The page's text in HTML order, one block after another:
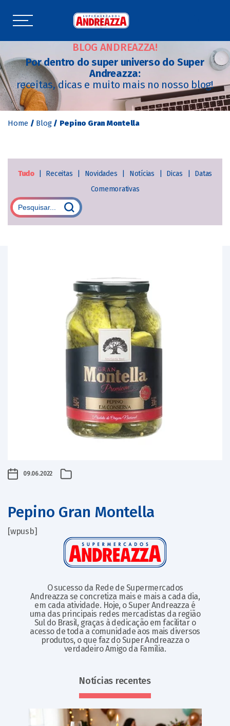
BLOG ANDREAZZA!
Por dentro do super universo do Super
Andreazza:
receitas, dicas e muito mais no nosso blog!
Home / Blog / Pepino Gran Montella
Tudo Receitas Novidades Notícias Dicas
Datas
Comemorativas
09.06.2022
Pepino Gran Montella
[wpusb]
O sucesso da Rede de Supermercados
Andreazza se concretiza mais e mais a cada dia,
em cada atividade. Hoje, o Super Andreazza é
uma das principais redes mercadistas da região
Sul do Brasil, graças à dedicação em facilitar o
acesso de toda a comunidade aos mais diversos
produtos, o que faz do Super Andreazza o
verdadeiro Amigo da Família.
Notícias recentes